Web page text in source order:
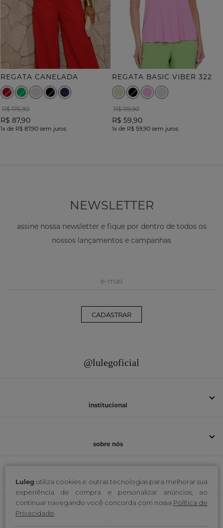
Luleg utiliza cookies e outras tecnologias para melhorar sua
experiência de compra e personalizar anúncios, ao
continuar navegando você concorda com nossa Política de
Privacidade.
REGATA CANELADA
R$ 175,90
R$ 87,90
1x de R$ 87,90 sem juros
REGATA BASIC VIBER 322
R$ 119,90
R$ 59,90
1xde R$ 59,90sem juros
NEWSLETTER
assine nossa newsletter e fique por dentro de todos os
nossos lançamentos e campanhas
CADASTRAR
@lulegoficial
institucional
sobre nós
atendimento